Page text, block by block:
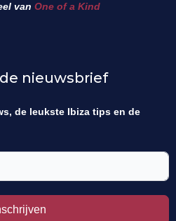
van One of a Kind
nieuwsbrief
de leukste Ibiza tips en de